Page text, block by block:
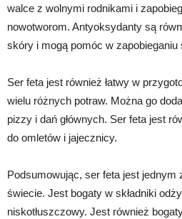
walce z wolnymi rodnikami i
nowotworom. Antyoksydanty są
skóry i mogą pomóc w zapobieganiu
Ser feta jest również łatwy w
wielu różnych potraw. Można go
pizzy i dań głównych. Ser feta jest
do omletów i jajecznicy.
Podsumowując, ser feta jest
świecie. Jest bogaty w składniki
niskotłuszczowy. Jest również